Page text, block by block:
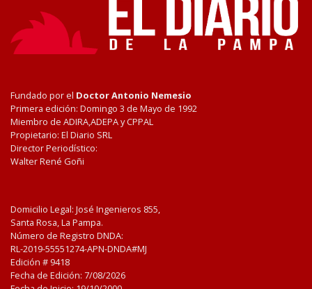
Fundado por el Doctor Antonio Nemesio
Primera edición: Domingo 3 de Mayo de 1992
Miembro de ADIRA,ADEPA y CPPAL
Propietario: El Diario SRL
Director Periodístico:
Walter René Goñi
Domicilio Legal: José Ingenieros 855,
Santa Rosa, La Pampa.
Número de Registro DNDA:
RL-2019-55551274-APN-DNDA#MJ
Edición # 9418
Fecha de Edición: 7/08/2026